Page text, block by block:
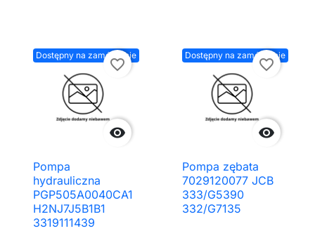
Dostępny na zamówienie

favorite_border
Pompa
hydrauliczna
PGP505A0040CA1
H2NJ7J5B1B1
3319111439
Dostępny na zamówienie

favorite_border
Pompa zębata
7029120077 JCB
333/G5390
332/G7135